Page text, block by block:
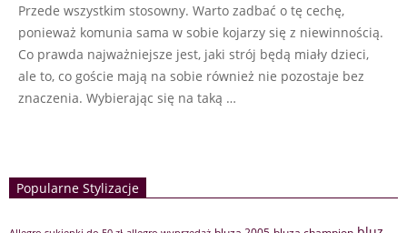
Przede wszystkim stosowny. Warto zadbać o tę cechę,
ponieważ komunia sama w sobie kojarzy się z niewinnością.
Co prawda najważniejsze jest, jaki strój będą miały dzieci,
ale to, co goście mają na sobie również nie pozostaje bez
znaczenia. Wybierając się na taką …
Popularne Stylizacje